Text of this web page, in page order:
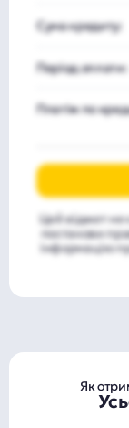
Сума кредиту:
Період оплати:
Платіж по
Цей віджет не
постанови
інформацію
Як